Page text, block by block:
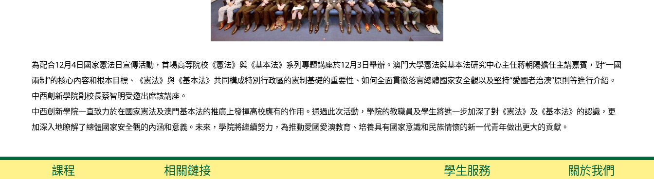
為配合12月4日國家憲法日宣傳活動，首場高等院校《憲法》與《基本法》系列專題講座於12月3日舉辦。澳門大學憲法與基本法研究中心主任蔣朝陽擔任主講嘉賓，對“一國
兩制”的核心內容和根本目標、《憲法》與《基本法》共同構成特別行政區的憲制基礎的重要性、如何全面貫徹落實總體國家安全觀以及堅持“愛國者治澳”原則等進行介紹。
中西創新學院副校長蔡智明受邀出席該講座。
中西創新學院一直致力於在國家憲法及澳門基本法的推廣上發揮高校應有的作用。通過此次活動，學院的教職員及學生將進一步加深了對《憲法》及《基本法》的認識，更
加深入地瞭解了總體國家安全觀的內涵和意義。未來，學院將繼續努力，為推動愛國愛澳教育、培養具有國家意識和民族情懷的新一代青年做出更大的貢獻。
課程 相關鏈接 學生服務 關於我們